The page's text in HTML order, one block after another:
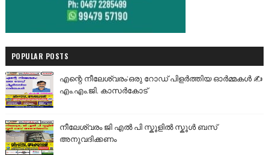
POPULAR POSTS
എന്റെ നീലേശ്വരം:ഒരു റോഡ് പിളർത്തിയ ഓർമ്മകൾ ✍️
എം.എം.ജി. കാസർകോട്
നീലേശ്വരം ജി എൽ പി സ്കൂളിൽ സ്കൂൾ ബസ്
അനുവദിക്കണം